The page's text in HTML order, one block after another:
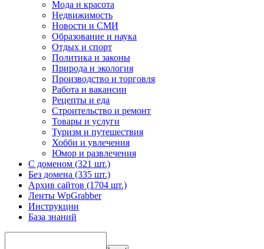
Мода и красота
Недвижимость
Новости и СМИ
Образование и наука
Отдых и спорт
Политика и законы
Природа и экология
Производство и торговля
Работа и вакансии
Рецепты и еда
Строительство и ремонт
Товары и услуги
Туризм и путешествия
Хобби и увлечения
Юмор и развлечения
С доменом (321 шт.)
Без домена (335 шт.)
Архив сайтов (1704 шт.)
Ленты WpGrabber
Инструкции
База знаний